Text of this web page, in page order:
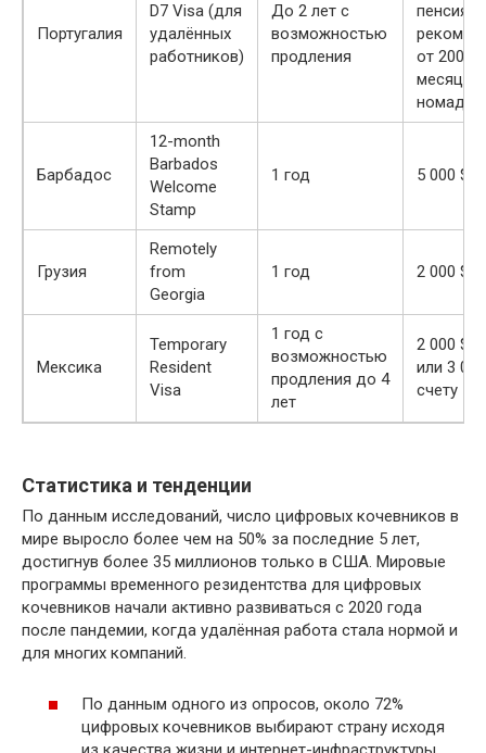
Португалия
D7 Visa (для
удалённых
работников)
До 2 лет с
возможностью
продления
пенсия),
от 2000
месяц
номадов
Барбадос
12-month
Barbados
Welcome
Stamp
1 год 5 000 $
Грузия
Remotely
from
Georgia
1 год 2 000 $
Мексика
Temporary
Resident
Visa
1 год с
возможностью
продления до 4
лет
2 000 $
или 3
счету
Статистика и тенденции
По данным исследований, число цифровых кочевников в
мире выросло более чем на 50% за последние 5 лет,
достигнув более 35 миллионов только в США. Мировые
программы временного резидентства для цифровых
кочевников начали активно развиваться с 2020 года
после пандемии, когда удалённая работа стала нормой и
для многих компаний.
По данным одного из опросов, около 72%
цифровых кочевников выбирают страну исходя